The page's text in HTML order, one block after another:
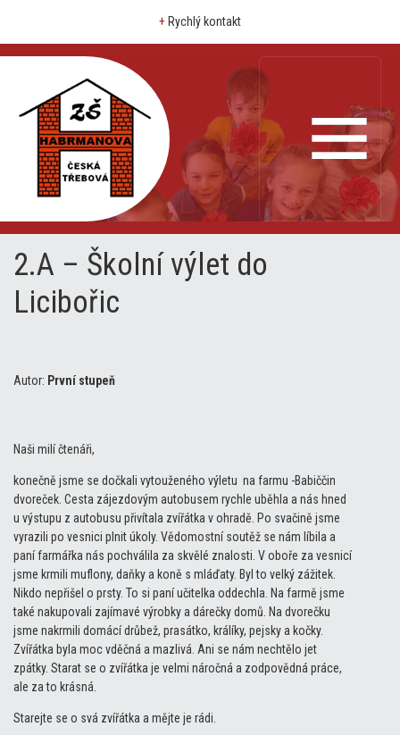
+ Rychlý kontakt
2.A – Školní výlet do
Licibořic
Autor: První stupeň
Naši milí čtenáři,
konečně jsme se dočkali vytouženého výletu na farmu -Babiččin
dvoreček. Cesta zájezdovým autobusem rychle uběhla a nás hned
u výstupu z autobusu přivítala zvířátka v ohradě. Po svačině jsme
vyrazili po vesnici plnit úkoly. Vědomostní soutěž se nám líbila a
paní farmářka nás pochválila za skvělé znalosti. V oboře za vesnicí
jsme krmili muflony, daňky a koně s mláďaty. Byl to velký zážitek.
Nikdo nepřišel o prsty. To si paní učitelka oddechla. Na farmě jsme
také nakupovali zajímavé výrobky a dárečky domů. Na dvorečku
jsme nakrmili domácí drůbež, prasátko, králíky, pejsky a kočky.
Zvířátka byla moc vděčná a mazlivá. Ani se nám nechtělo jet
zpátky. Starat se o zvířátka je velmi náročná a zodpovědná práce,
ale za to krásná.
Starejte se o svá zvířátka a mějte je rádi.